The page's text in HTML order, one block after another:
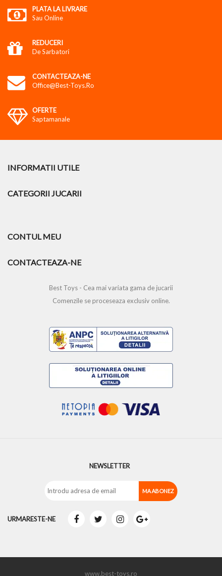
PLATA LA LIVRARE
Sau Online
REDUCERI
De Sarbatori
CONTACTEAZA-NE
Office@best-Toys.ro
OFERTE
Saptamanale
INFORMATII UTILE
CATEGORII JUCARII
CONTUL MEU
CONTACTEAZA-NE
Best Toys - Cea mai variata gama de jucarii
Comenzile se proceseaza exclusiv online.
NEWSLETTER
URMARESTE-NE
www.best-toys.ro